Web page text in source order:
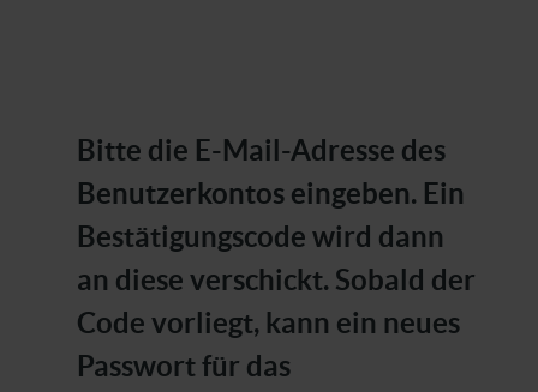
Bitte die E-Mail-Adresse des
Benutzerkontos eingeben. Ein
Bestätigungscode wird dann
an diese verschickt. Sobald der
Code vorliegt, kann ein neues
Passwort für das